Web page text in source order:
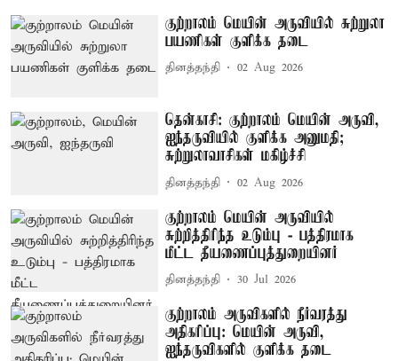
குற்றாலம் மெயின் அருவியில் சுற்றுலா
பயணிகள் குளிக்க தடை
தினத்தந்தி 02 Aug 2026
தென்காசி: குற்றாலம் மெயின் அருவி,
ஐந்தருவியில் குளிக்க அனுமதி;
சுற்றுலாவாசிகள் மகிழ்ச்சி
தினத்தந்தி 02 Aug 2026
குற்றாலம் மெயின் அருவியில்
சுற்றித்திரிந்த உடும்பு - பத்திரமாக
மீட்ட தீயணைப்புத்துறையினர்
தினத்தந்தி 30 Jul 2026
குற்றாலம் அருவிகளில் நீர்வரத்து
அதிகரிப்பு: மெயின் அருவி,
ஐந்தருவிகளில் குளிக்க தடை